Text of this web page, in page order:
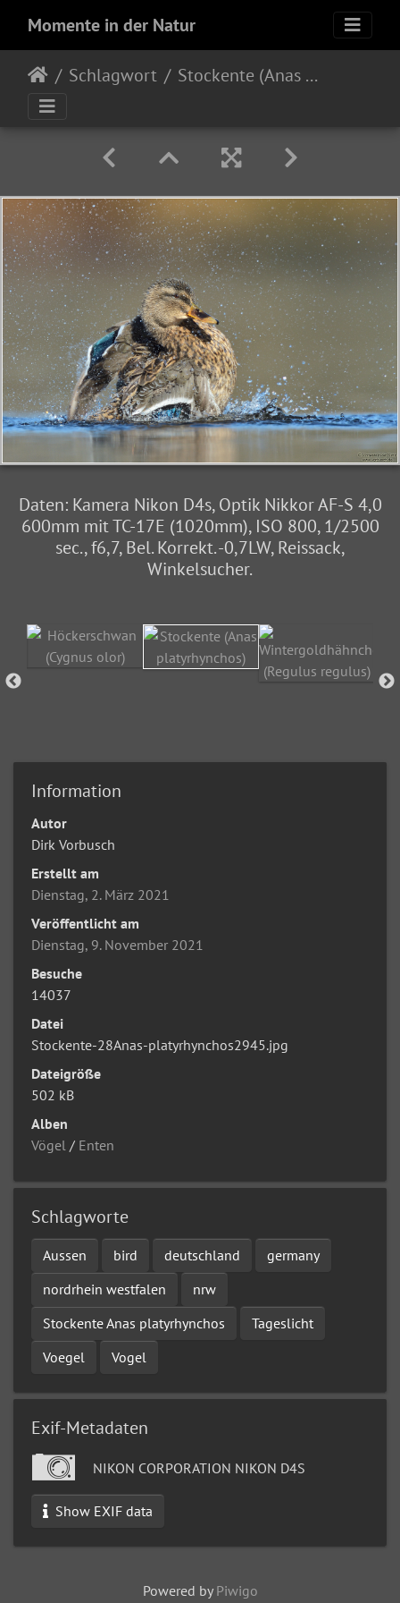
Momente in der Natur
Schlagwort Stockente (Anas platyrhynchos)
Daten: Kamera Nikon D4s, Optik Nikkor AF-S 4,0
600mm mit TC-17E (1020mm), ISO 800, 1/2500
sec., f6,7, Bel. Korrekt. -0,7LW, Reissack,
Winkelsucher.
Information
Autor
Dirk Vorbusch
Erstellt am
Dienstag, 2. März 2021
Veröffentlicht am
Dienstag, 9. November 2021
Besuche
14037
Datei
Stockente-28Anas-platyrhynchos2945.jpg
Dateigröße
502 kB
Alben
Vögel / Enten
Schlagworte
Aussen bird deutschland
germany
nordrhein westfalen
nrw
Stockente Anas platyrhynchos
Tageslicht
Voegel
Vogel
Exif-Metadaten
NIKON CORPORATION NIKON D4S
Show EXIF data
Powered by Piwigo